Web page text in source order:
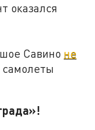
оказался
Савино не
самолеты